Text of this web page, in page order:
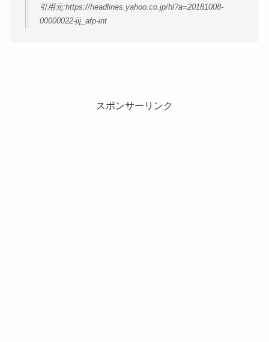
引用元:https://headlines.yahoo.co.jp/hl?a=20181008-
00000022-jij_afp-int
スポンサーリンク